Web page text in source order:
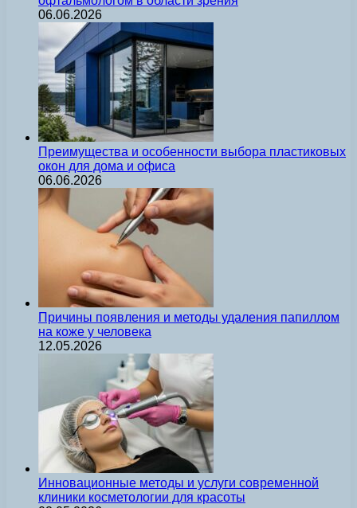
06.06.2026
Преимущества и особенности выбора пластиковых
окон для дома и офиса
06.06.2026
Причины появления и методы удаления папиллом
на коже у человека
12.05.2026
Инновационные методы и услуги современной
клиники косметологии для красоты